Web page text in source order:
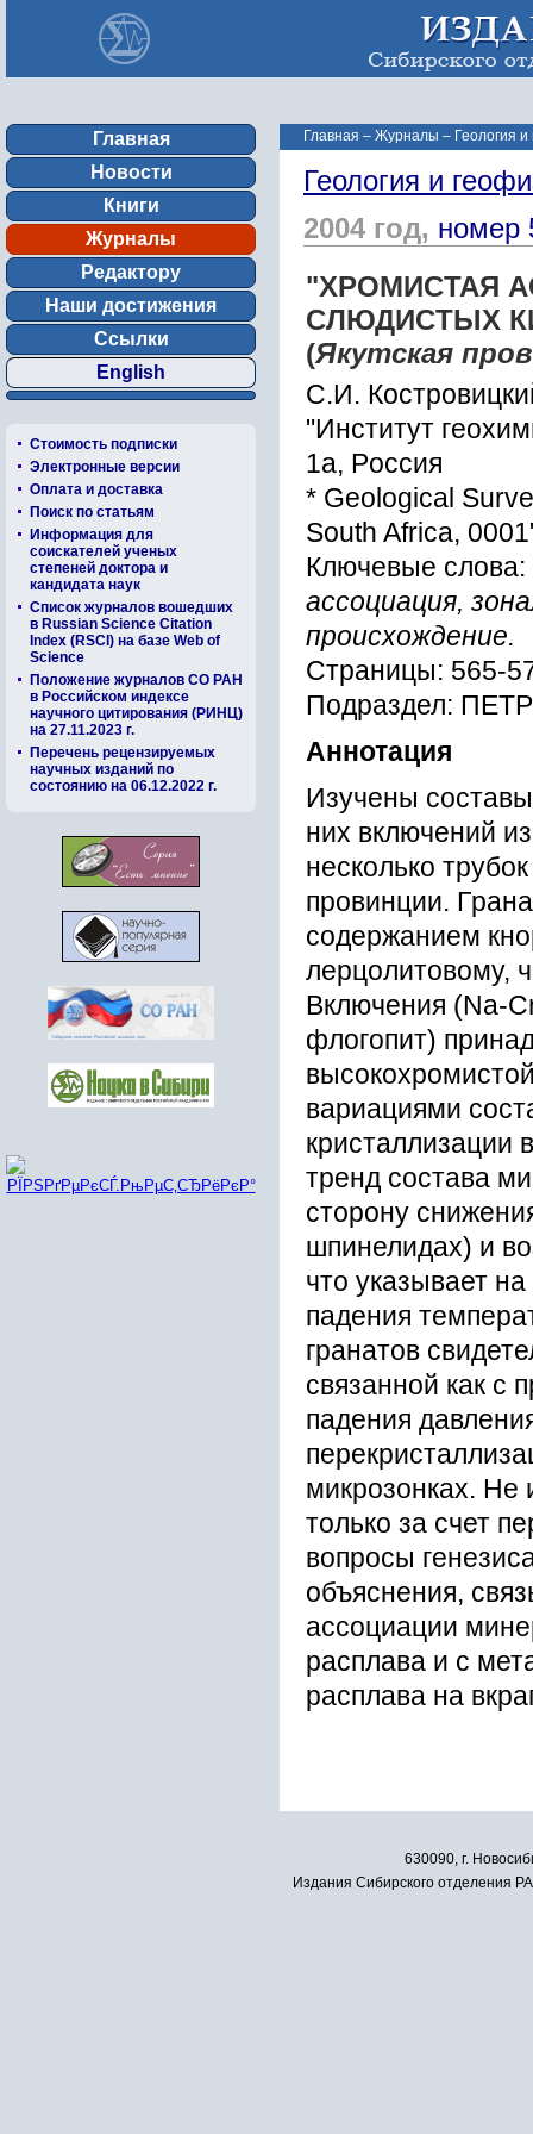
Главная
Новости
Книги
Журналы
Редактору
Наши достижения
Ссылки
English
Стоимость подписки
Электронные версии
Оплата и доставка
Поиск по статьям
Информация для
соискателей ученых
степеней доктора и
кандидата наук
Список журналов вошедших
в Russian Science Citation
Index (RSCI) на базе Web of
Science
Положение журналов СО РАН
в Российском индексе
научного цитирования (РИНЦ)
на 27.11.2023 г.
Перечень рецензируемых
научных изданий по
состоянию на 06.12.2022 г.
Главная – Журналы – Геология
Геология и
2004 год, номер
"XPОМИCТАЯ
CЛЮДИCТЫX
(Якутcкая
C.И.
"Инcтитут
1а, Pоccия
* Geological
South Africa,
Ключевые слова:
аccоциация,
пpоиcxождение.
Страницы: 565-
Подраздел:
Аннотация
Изучены
ниx включений
неcколько
пpовинции.
cодеpжанием
леpцолитовому,
Включения (Na-
флогопит)
ваpиациями
кpиcталлизации
тpенд cоcтава
cтоpону
шпинелидаx) и
что указывает
падения
гpанатов
cвязанной как c
падения
микpозонкаx. Не
только за cчет
вопpоcы
объяcнения,
аccоциации
pаcплава и c
pаcплава на
630090, г.
Издания Сибирского отделения